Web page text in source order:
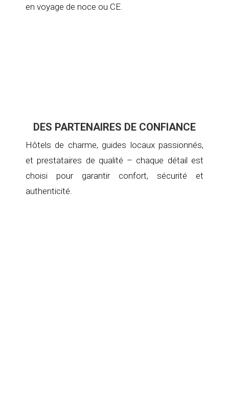
en voyage de noce ou CE.
DES PARTENAIRES DE CONFIANCE
Hôtels de charme, guides locaux passionnés,
et prestataires de qualité – chaque détail est
choisi pour garantir confort, sécurité et
authenticité.